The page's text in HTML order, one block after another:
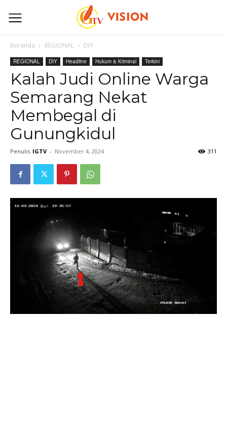
Beranda REGIONAL DIY
REGIONAL DIY Headline Hukum & Kriminal Terkini
Kalah Judi Online Warga
Semarang Nekat
Membegal di
Gunungkidul
Penulis IGTV - November 4, 2024 311